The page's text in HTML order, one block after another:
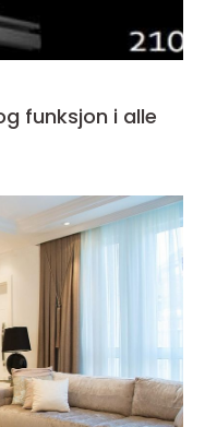
funksjon i alle